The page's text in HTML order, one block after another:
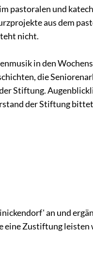
pastoralen und
aus dem
nicht.
in den
die
Stiftung.
der Stiftung
an und
Zustiftung leisten